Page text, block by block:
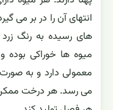
در بالای ساقه به وجود
طویلی می باشند.
گل های نر و ماده
تولید می شوند یا
ماده (دوجنسی)